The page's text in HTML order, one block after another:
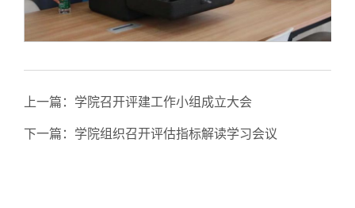
上一篇： 学院召开评建工作小组成立大会
下一篇： 学院组织召开评估指标解读学习会议